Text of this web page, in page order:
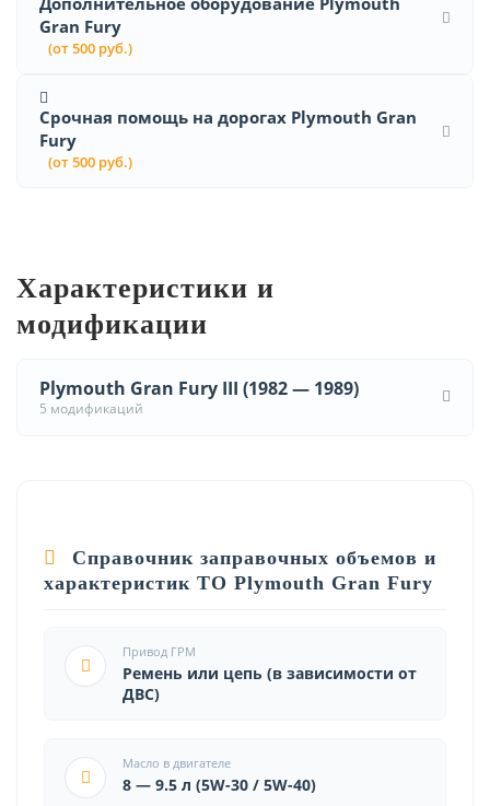
Gran Fury
(от 500 руб.)
Срочная помощь на дорогах Plymouth Gran
Fury
(от 500 руб.)
Характеристики и
модификации
Plymouth Gran Fury III (1982 — 1989)
5 модификаций
Справочник заправочных объемов и
характеристик ТО Plymouth Gran Fury
Привод ГРМ
Ремень или цепь (в зависимости от
ДВС)
Масло в двигателе
8 — 9.5 л (5W-30 / 5W-40)